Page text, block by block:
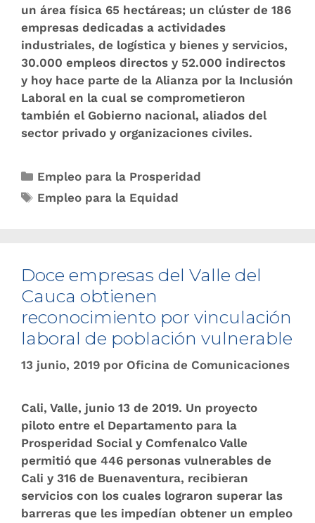
un área física 65 hectáreas; un clúster de 186
empresas dedicadas a actividades
industriales, de logística y bienes y servicios,
30.000 empleos directos y 52.000 indirectos
y hoy hace parte de la Alianza por la Inclusión
Laboral en la cual se comprometieron
también el Gobierno nacional, aliados del
sector privado y organizaciones civiles.
Empleo para la Prosperidad
Empleo para la Equidad
Doce empresas del Valle del
Cauca obtienen
reconocimiento por vinculación
laboral de población vulnerable
13 junio, 2019 por Oficina de Comunicaciones
Cali, Valle, junio 13 de 2019. Un proyecto
piloto entre el Departamento para la
Prosperidad Social y Comfenalco Valle
permitió que 446 personas vulnerables de
Cali y 316 de Buenaventura, recibieran
servicios con los cuales lograron superar las
barreras que les impedían obtener un empleo